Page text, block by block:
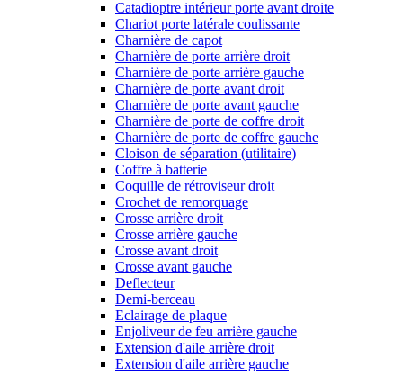
Catadioptre intérieur porte avant droite
Chariot porte latérale coulissante
Charnière de capot
Charnière de porte arrière droit
Charnière de porte arrière gauche
Charnière de porte avant droit
Charnière de porte avant gauche
Charnière de porte de coffre droit
Charnière de porte de coffre gauche
Cloison de séparation (utilitaire)
Coffre à batterie
Coquille de rétroviseur droit
Crochet de remorquage
Crosse arrière droit
Crosse arrière gauche
Crosse avant droit
Crosse avant gauche
Deflecteur
Demi-berceau
Eclairage de plaque
Enjoliveur de feu arrière gauche
Extension d'aile arrière droit
Extension d'aile arrière gauche